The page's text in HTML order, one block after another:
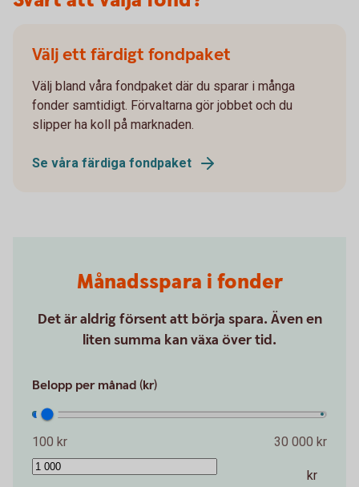
Välj ett färdigt fondpaket
Välj bland våra fondpaket där du sparar i många
fonder samtidigt. Förvaltarna gör jobbet och du
slipper ha koll på marknaden.
Se våra färdiga fondpaket
Månadsspara i fonder
Det är aldrig försent att börja spara. Även en
liten summa kan växa över tid.
Belopp per månad (kr)
100 kr 30 000 kr
kr